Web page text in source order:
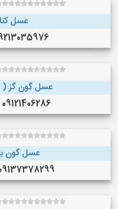
عسل
09213035976
عسل گون گز (
09121406286 (اصفهان)
عسل گون
09137378299